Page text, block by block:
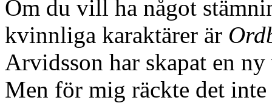
Om du vill ha något
kvinnliga karaktärer är
Arvidsson har skapat en
Men för mig räckte det inte